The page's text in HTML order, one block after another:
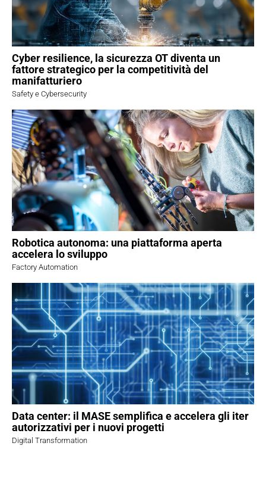
Cyber resilience, la sicurezza OT diventa un
fattore strategico per la competitività del
manifatturiero
Safety e Cybersecurity
Robotica autonoma: una piattaforma aperta
accelera lo sviluppo
Factory Automation
Data center: il MASE semplifica e accelera gli iter
autorizzativi per i nuovi progetti
Digital Transformation